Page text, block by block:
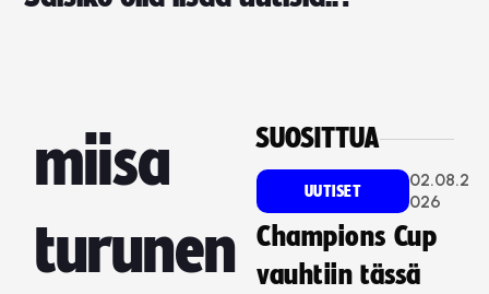
miisa
turunen
SUOSITTUA
UUTISET
02.08.2
026
Champions Cup
vauhtiin tässä